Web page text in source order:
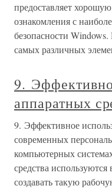
предоставляет
ознакомления с
безопасности Windows.
самых различных
9.
аппаратных
9. Эффективное
современных
компьютерных
средства используются
создавать такую